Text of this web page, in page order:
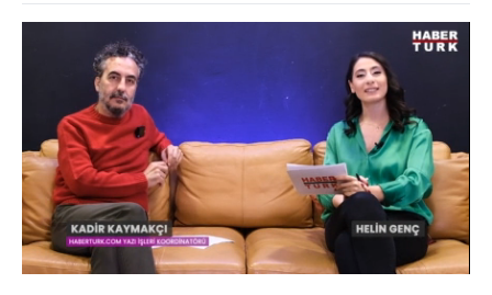
Sesi
Aç
Yüklendi:
4.29%
Oynatma
Hızı